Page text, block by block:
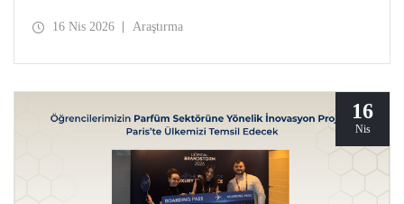
yapıldı. ASELABS kapsamındaki “RF Mikrodalga
16 Nis 2026 Araştırma
16
Nis